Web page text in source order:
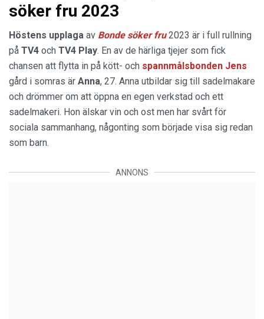
söker fru 2023
Höstens upplaga av Bonde söker fru 2023 är i full rullning
på TV4 och TV4 Play. En av de härliga tjejer som fick
chansen att flytta in på kött- och spannmålsbonden Jens
gård i somras är Anna, 27. Anna utbildar sig till sadelmakare
och drömmer om att öppna en egen verkstad och ett
sadelmakeri. Hon älskar vin och ost men har svårt för
sociala sammanhang, någonting som började visa sig redan
som barn.
ANNONS